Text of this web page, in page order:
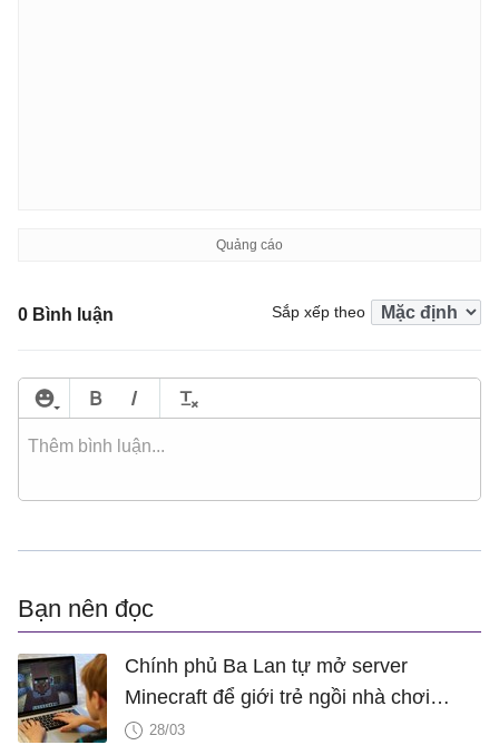
0 Bình luận Sắp xếp theo
Bạn nên đọc
Chính phủ Ba Lan tự mở server
Minecraft để giới trẻ ngồi nhà chơi
game, thay vì tụ tập ngoài đường
28/03